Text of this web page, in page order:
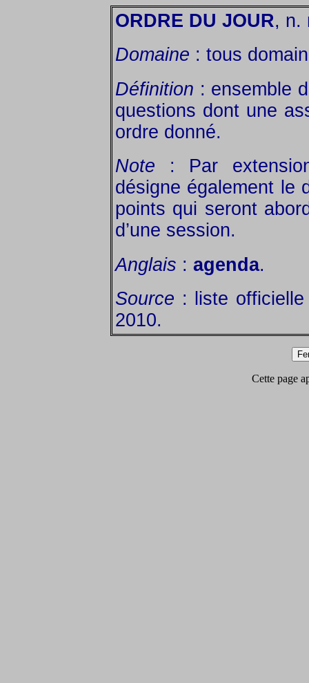
ORDRE DU JOUR, n.
Domaine : tous
Définition : ensemble
questions dont une
ordre donné.
Note : Par
désigne également le
points qui seront
d’une session.
Anglais : agenda.
Source : liste
2010.
Cette page